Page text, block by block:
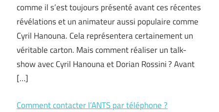
comme il s’est toujours présenté avant ces récentes
révélations et un animateur aussi populaire comme
Cyril Hanouna. Cela représentera certainement un
véritable carton. Mais comment réaliser un talk-
show avec Cyril Hanouna et Dorian Rossini ? Avant
[…]
Comment contacter l’ANTS par téléphone ?